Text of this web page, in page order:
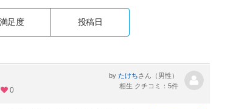
満足度 投稿日
0
by たけちさん（男性）
相生 クチコミ：5件